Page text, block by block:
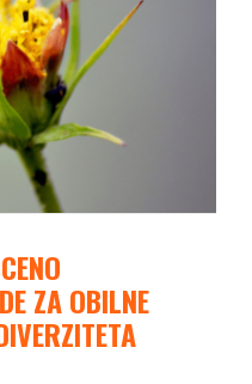
ZA OBILNE